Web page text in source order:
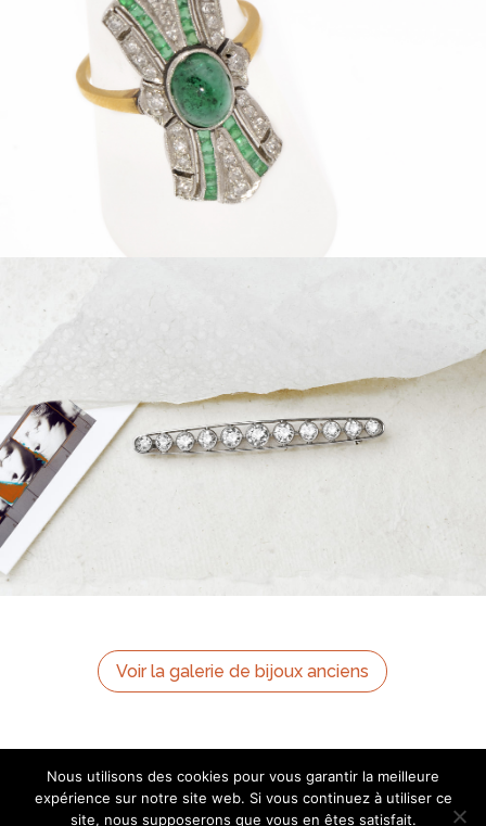
Voir la galerie de bijoux anciens
Nous utilisons des cookies pour vous garantir la meilleure
expérience sur notre site web. Si vous continuez à utiliser ce
site, nous supposerons que vous en êtes satisfait.